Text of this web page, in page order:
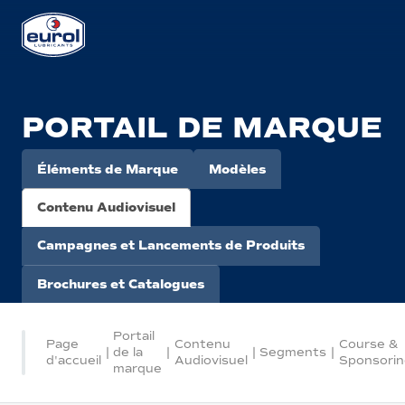
PORTAIL DE MARQUE
Éléments de Marque Modèles
Contenu Audiovisuel
Campagnes et Lancements de Produits
Brochures et Catalogues
Page
d'accueil
|
Portail
de la
marque
|
Contenu
Audiovisuel
| Segments |
Course &